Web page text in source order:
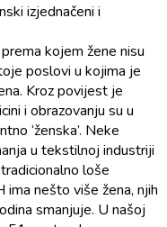
izjednačeni i
kojem žene nisu
poslovi u kojima je
Kroz povijest je
i obrazovanju su u
‘ženska’. Neke
u tekstilnoj industriji
loše
ima nešto više žena, njih
smanjuje. U našoj